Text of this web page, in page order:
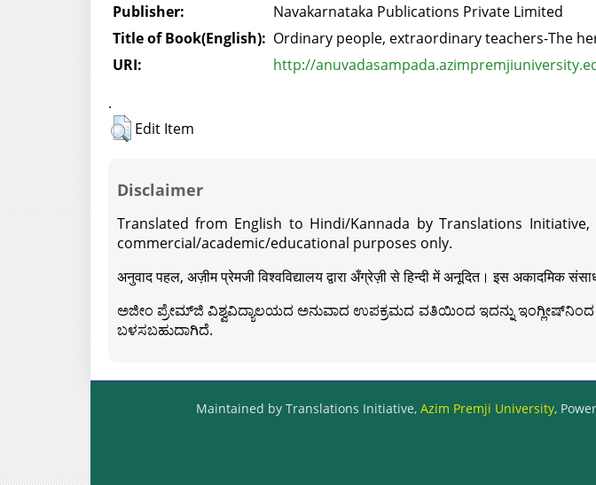
Publisher:
Navakarnataka Publications Private Limited
Title of Book(English): Ordinary people, extraordinary teachers-The
URI:
http://
.
Edit Item
Disclaimer
Translated from English to Hindi/Kannada by Translations
commercial/academic/educational purposes only.
अनुवाद पहल, अज़ीम प्रेमजी विश्वविद्यालय द्वारा अँग्रेज़ी से हिन्दी में अनूदित। इस अकादमिक
ಅಜೀಂ ಪ್ರೇಮ್‍ಜಿ ವಿಶ್ವವಿದ್ಯಾಲಯದ ಅನುವಾದ ಉಪಕ್ರಮದ ವತಿಯಿಂದ ಇದನ್ನು ಇಂಗ್ಲೀಷ್‍ನಿಂದ
ಬಳಸಬಹುದಾಗಿದೆ.
Maintained by Translations Initiative, Azim Premji University,